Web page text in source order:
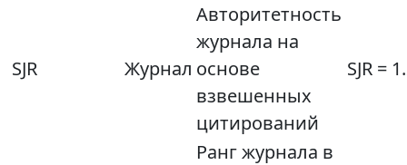
SJR Журнал
Авторитетность
журнала на
основе
взвешенных
цитирований
SJR =
Ранг журнала в